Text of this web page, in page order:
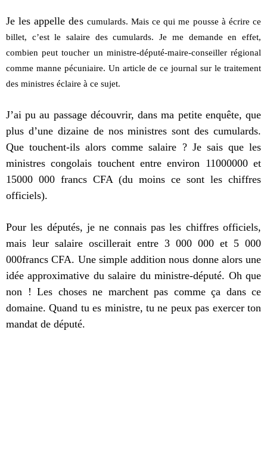
Je les appelle des cumulards. Mais ce qui me pousse à écrire ce
billet, c’est le salaire des cumulards. Je me demande en effet,
combien peut toucher un ministre-député-maire-conseiller régional
comme manne pécuniaire. Un article de ce journal sur le traitement
des ministres éclaire à ce sujet.
J’ai pu au passage découvrir, dans ma petite enquête, que
plus d’une dizaine de nos ministres sont des cumulards.
Que touchent-ils alors comme salaire ? Je sais que les
ministres congolais touchent entre environ 11000000 et
15000 000 francs CFA (du moins ce sont les chiffres
officiels).
Pour les députés, je ne connais pas les chiffres officiels,
mais leur salaire oscillerait entre 3 000 000 et 5 000
000francs CFA. Une simple addition nous donne alors une
idée approximative du salaire du ministre-député. Oh que
non ! Les choses ne marchent pas comme ça dans ce
domaine. Quand tu es ministre, tu ne peux pas exercer ton
mandat de député.